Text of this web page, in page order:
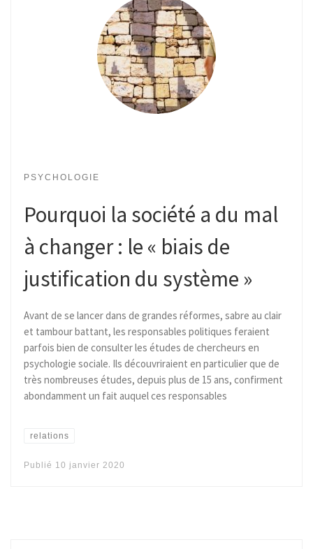
PSYCHOLOGIE
Pourquoi la société a du mal
à changer : le « biais de
justification du système »
Avant de se lancer dans de grandes réformes, sabre au clair
et tambour battant, les responsables politiques feraient
parfois bien de consulter les études de chercheurs en
psychologie sociale. Ils découvriraient en particulier que de
très nombreuses études, depuis plus de 15 ans, confirment
abondamment un fait auquel ces responsables
relations
Publié 10 janvier 2020